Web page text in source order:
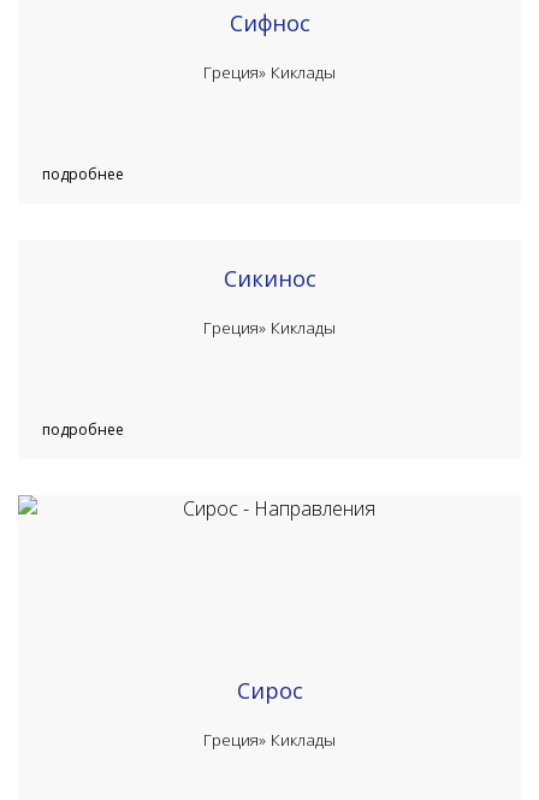
Сифнос
Греция» Киклады
подробнее
Сикинос
Греция» Киклады
подробнее
Сирос
Греция» Киклады